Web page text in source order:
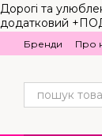
Перейти до
Дорогі та
додатковий
Бренди Про